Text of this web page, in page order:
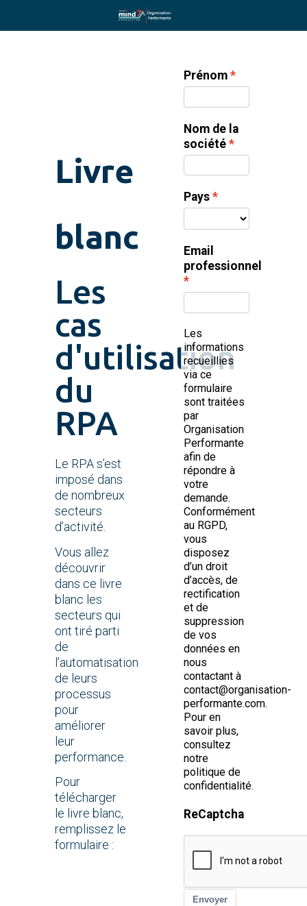
Livre
blanc
Les
cas
d'utilisation
du
RPA
Le RPA s’est
imposé dans
de nombreux
secteurs
d’activité.
Vous allez
découvrir
dans ce livre
blanc les
secteurs qui
ont tiré parti
de
l’automatisation
de leurs
processus
pour
améliorer
leur
performance.
Pour
télécharger
le livre blanc,
remplissez le
formulaire :
Prénom
Nom de la
société
Pays
Email
professionnel
Les
informations
recueillies
via ce
formulaire
sont traitées
par
Organisation
Performante
afin de
répondre à
votre
demande.
Conformément
au RGPD,
vous
disposez
d’un droit
d’accès, de
rectification
et de
suppression
de vos
données en
nous
contactant à
contact@organisation-
performante.com.
Pour en
savoir plus,
consultez
notre
politique de
confidentialité.
ReCaptcha
Envoyer